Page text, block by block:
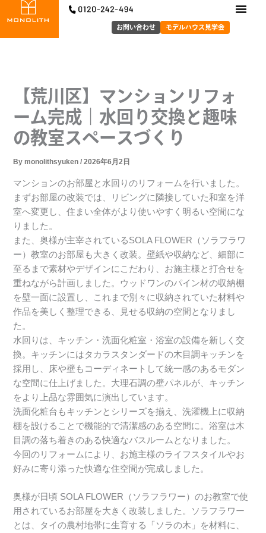
容
モデルハウス見学会
お問い合わせ
【荒川区】マンションリフォ
ーム完成｜水回り交換と趣味
の教室スペースづくり
Bymonolithsyuken/2026年6月2日
マンションのお部屋と水回りのリフォームを行いました。
まずお部屋の改装では、リビングに隣接していた和室を洋
室へ変更し、住まい全体がより使いやすく明るい空間にな
りました。
また、奥様が主宰されているSOLA FLOWER（ソラフラワ
ー）教室のお部屋も大きく改装。壁紙や収納など、細部に
至るまで素材やデザインにこだわり、お施主様と打合せを
重ねながら計画しました。ウッドワンのパイン材の収納棚
を壁一面に設置し、これまで別々に収納されていた材料や
作品を美しく整理できる、見せる収納の空間となりまし
た。
水回りは、キッチン・洗面化粧室・浴室の設備を新しく交
換。キッチンにはタカラスタンダードの木目調キッチンを
採用し、床や壁もコーディネートして統一感のあるモダン
な空間に仕上げました。大理石調の壁パネルが、キッチン
をより上品な雰囲気に演出しています。
洗面化粧台もキッチンとシリーズを揃え、洗濯機上に収納
棚を設けることで機能的で清潔感のある空間に。浴室は木
目調の落ち着きのある快適なバスルームとなりました。
今回のリフォームにより、お施主様のライフスタイルやお
好みに寄り添った快適な住空間が完成しました。
奥様が日頃 SOLA FLOWER（ソラフラワー）のお教室で使
用されているお部屋を大きく改装しました。ソラフラワー
とは、タイの農村地帯に生育する「ソラの木」を材料に、